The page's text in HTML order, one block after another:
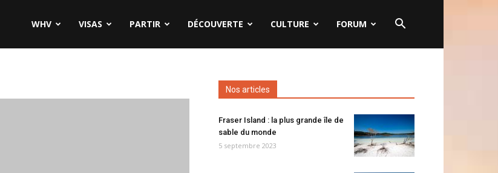
WHV VISAS PARTIR DÉCOUVERTE CULTURE FORUM
Nos articles
Fraser Island : la plus grande île de
sable du monde
5 septembre 2023